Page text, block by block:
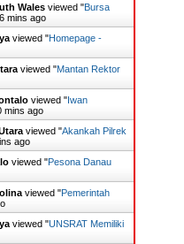
Wales viewed "Bursa
mins ago
viewed "Homepage -
viewed "Mantan Rektor
viewed "Iwan
mins ago
viewed "Akankah Pilrek
ago
viewed "Pesona Danau
viewed "Pemerintah
viewed "UNSRAT Memiliki